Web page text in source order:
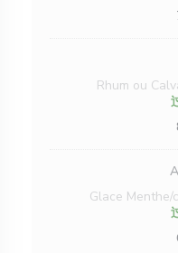
Rhum ou
Glace